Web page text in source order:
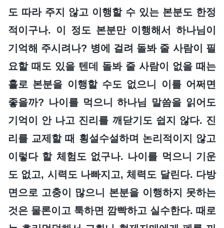
도 따라 주지 않고 이행할 수 있는 본분도 한정
적이구나. 이 정도 본분만 이행해서 하나님이
기억해 주시려나? 병에 걸려 돌봐 줄 사람이 필
요할 때도 있을 텐데 돌봐 줄 사람이 없을 때는
홀로 본분을 이행할 수도 없으니 이를 어쩌면
좋을까? 나이를 먹으니 하나님 말씀을 읽어도
기억이 안 나고 진리를 깨닫기도 쉽지 않다. 진
리를 교제할 때 횡설수설하며 논리적이지 않고
이렇다 할 체험도 없구나. 나이를 먹으니 기운
도 없고, 시력도 나빠지고, 체력도 달린다. 다방
면으로 고충이 많으니 본분을 이행하지 못하는
것은 물론이고 툭하면 깜빡하고 실수한다. 때로